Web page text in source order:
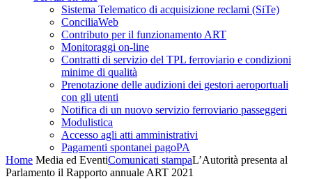
Sistema Telematico di acquisizione reclami (SiTe)
ConciliaWeb
Contributo per il funzionamento ART
Monitoraggi on-line
Contratti di servizio del TPL ferroviario e condizioni
minime di qualità
Prenotazione delle audizioni dei gestori aeroportuali
con gli utenti
Notifica di un nuovo servizio ferroviario passeggeri
Modulistica
Accesso agli atti amministrativi
Pagamenti spontanei pagoPA
Home Media ed EventiComunicati stampaL’Autorità presenta al
Parlamento il Rapporto annuale ART 2021